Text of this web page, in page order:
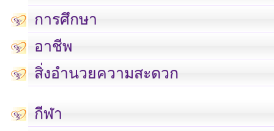
การศึกษา
อาชีพ
สิ่งอำนวยความสะดวก
กีฬา